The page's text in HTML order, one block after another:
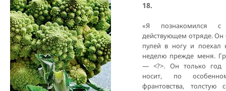
18.
«Я познакомился
действующем отряде. Он
пулей в ногу и поехал
неделю прежде меня.
— <?>. Он только год
носит, по
франтовства, толстую